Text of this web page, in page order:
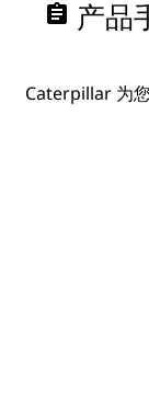
assignment 产品
Caterpillar 为